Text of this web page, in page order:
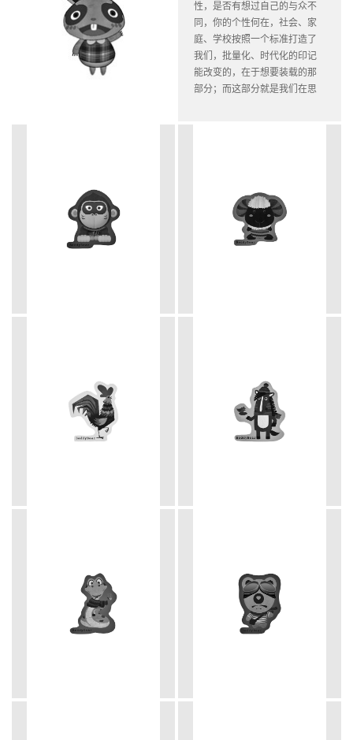
性，是否有想过自己的与众不
同，你的个性何在，社会、家
庭、学校按照一个标准打造了
我们，批量化、时代化的印记
能改变的，在于想要装载的那
部分；而这部分就是我们在思